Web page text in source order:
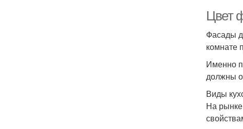
Цвет
Фасады
комнате
Именно
должны
Виды
На